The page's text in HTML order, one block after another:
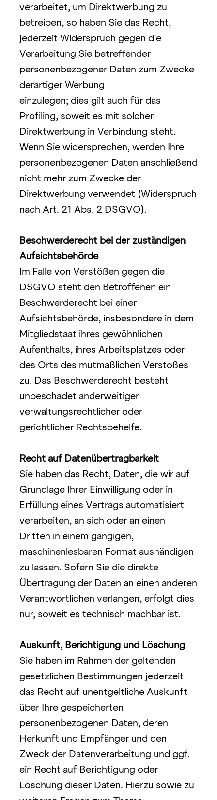
verarbeitet, um Direktwerbung zu
betreiben, so haben Sie das Recht,
jederzeit Widerspruch gegen die
Verarbeitung Sie betreffender
personenbezogener Daten zum Zwecke
derartiger Werbung
einzulegen; dies gilt auch für das
Profiling, soweit es mit solcher
Direktwerbung in Verbindung steht.
Wenn Sie widersprechen, werden Ihre
personenbezogenen Daten anschließend
nicht mehr zum Zwecke der
Direktwerbung verwendet (Widerspruch
nach Art. 21 Abs. 2 DSGVO).
Beschwerderecht bei der zuständigen
Aufsichtsbehörde
Im Falle von Verstößen gegen die
DSGVO steht den Betroffenen ein
Beschwerderecht bei einer
Aufsichtsbehörde, insbesondere in dem
Mitgliedstaat ihres gewöhnlichen
Aufenthalts, ihres Arbeitsplatzes oder
des Orts des mutmaßlichen Verstoßes
zu. Das Beschwerderecht besteht
unbeschadet anderweitiger
verwaltungsrechtlicher oder
gerichtlicher Rechtsbehelfe.
Recht auf Datenübertragbarkeit
Sie haben das Recht, Daten, die wir auf
Grundlage Ihrer Einwilligung oder in
Erfüllung eines Vertrags automatisiert
verarbeiten, an sich oder an einen
Dritten in einem gängigen,
maschinenlesbaren Format aushändigen
zu lassen. Sofern Sie die direkte
Übertragung der Daten an einen anderen
Verantwortlichen verlangen, erfolgt dies
nur, soweit es technisch machbar ist.
Auskunft, Berichtigung und Löschung
Sie haben im Rahmen der geltenden
gesetzlichen Bestimmungen jederzeit
das Recht auf unentgeltliche Auskunft
über Ihre gespeicherten
personenbezogenen Daten, deren
Herkunft und Empfänger und den
Zweck der Datenverarbeitung und ggf.
ein Recht auf Berichtigung oder
Löschung dieser Daten. Hierzu sowie zu